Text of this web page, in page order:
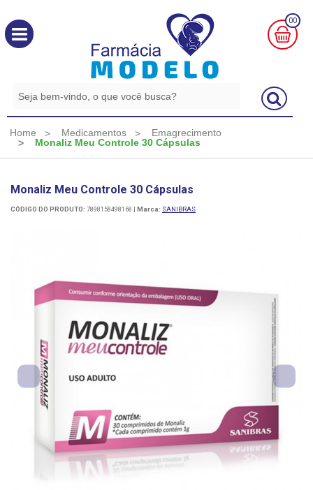
00
0,00
Home Medicamentos
Emagrecimento
Monaliz Meu Controle 30 Cápsulas
Monaliz Meu Controle 30 Cápsulas
CÓDIGO DO PRODUTO: 7898158498168 | Marca: SANIBRAS